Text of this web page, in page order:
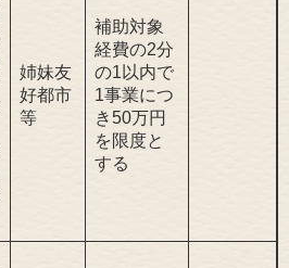
姉妹友
好都市
等
補助対象
経費の2分
の1以内で
1事業につ
き50万円
を限度と
する